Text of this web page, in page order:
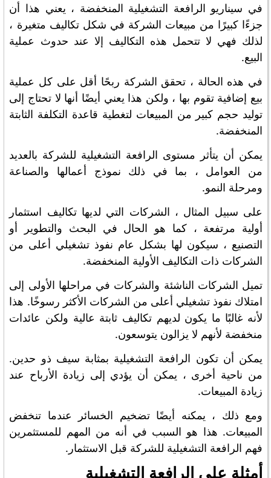
في سيناريو الرافعة التشغيلية المنخفضة ، يعني هذا أن
جزءًا كبيرًا من مبيعات الشركة في شكل تكاليف متغيرة ،
لذلك فهي لا تتحمل هذه التكاليف إلا عند حدوث عملية
البيع.
في هذه الحالة ، تحقق الشركة ربحًا أقل على كل عملية
بيع إضافية تقوم بها ، ولكن هذا يعني أيضًا أنها لا تحتاج إلى
توليد حجم كبير من المبيعات لتغطية قاعدة التكلفة الثابتة
المنخفضة.
يمكن أن يتأثر مستوى الرافعة التشغيلية للشركة بالعديد
من العوامل ، بما في ذلك نموذج أعمالها والصناعة
ومرحلة النمو.
على سبيل المثال ، الشركات التي لديها تكاليف استثمار
أولية مرتفعة ، كما هو الحال في البحث والتطوير أو
التصنيع ، سيكون لها بشكل عام نفوذ تشغيلي أعلى من
الشركات ذات التكاليف الأولية المنخفضة.
تميل الشركات الناشئة والشركات في مراحلها الأولى إلى
امتلاك نفوذ تشغيلي أعلى من الشركات الأكثر رسوخًا. هذا
لأنه غالبًا ما يكون لديهم تكاليف ثابتة عالية ولكن عائدات
منخفضة لأنهم لا يزالون يتوسعون.
يمكن أن تكون الرافعة التشغيلية بمثابة سيف ذو حدين.
من ناحية أخرى ، يمكن أن يؤدي إلى زيادة الأرباح عند
زيادة المبيعات.
ومع ذلك ، يمكنه أيضًا تضخيم الخسائر عندما تنخفض
المبيعات. هذا هو السبب في أنه من المهم للمستثمرين
فهم الرافعة التشغيلية للشركة قبل الاستثمار.
أمثلة على الرافعة التشغيلية